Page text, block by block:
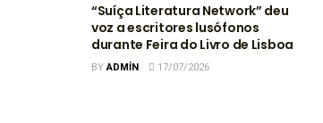
“Suíça Literatura Network” deu
voz a escritores lusófonos
durante Feira do Livro de Lisboa
BYADMIN 17/07/2026